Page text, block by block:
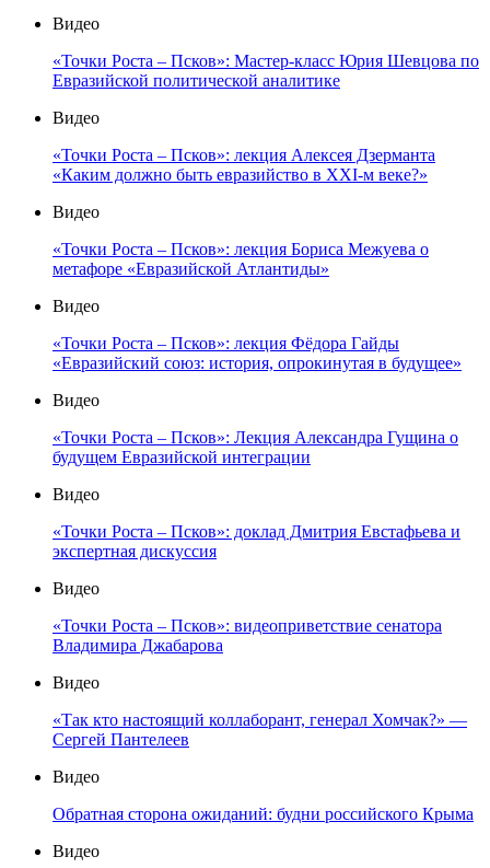
Видео
«Точки Роста – Псков»: Мастер-класс Юрия Шевцова по
Евразийской политической аналитике
Видео
«Точки Роста – Псков»: лекция Алексея Дзерманта
«Каким должно быть евразийство в XXI-м веке?»
Видео
«Точки Роста – Псков»: лекция Бориса Межуева о
метафоре «Евразийской Атлантиды»
Видео
«Точки Роста – Псков»: лекция Фёдора Гайды
«Евразийский союз: история, опрокинутая в будущее»
Видео
«Точки Роста – Псков»: Лекция Александра Гущина о
будущем Евразийской интеграции
Видео
«Точки Роста – Псков»: доклад Дмитрия Евстафьева и
экспертная дискуссия
Видео
«Точки Роста – Псков»: видеоприветствие сенатора
Владимира Джабарова
Видео
«Так кто настоящий коллаборант, генерал Хомчак?» —
Сергей Пантелеев
Видео
Обратная сторона ожиданий: будни российского Крыма
Видео